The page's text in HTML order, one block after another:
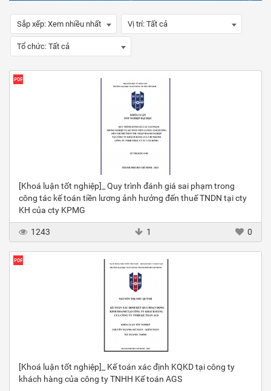
Sắp xếp: Xem nhiều nhất Vị trí: Tất cả
Tổ chức: Tất cả
[Khoá luận tốt nghiệp]_ Quy trình đánh giá sai phạm trong
công tác kế toán tiền lương ảnh hưởng đến thuế TNDN tại cty
KH của cty KPMG
1243 1 0
[Khoá luận tốt nghiệp]_ Kế toán xác định KQKD tại công ty
khách hàng của công ty TNHH Kế toán AGS